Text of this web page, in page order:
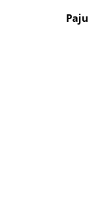
Paju